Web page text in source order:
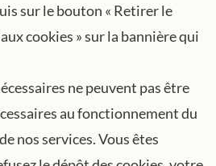
sur le bouton « Retirer le
cookies » sur la bannière qui
ne peuvent pas être
au fonctionnement du
nos services. Vous êtes